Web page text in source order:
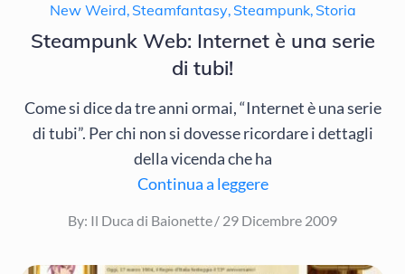
New Weird, Steamfantasy, Steampunk, Storia
Steampunk Web: Internet è una serie
di tubi!
Come si dice da tre anni ormai, “Internet è una serie
di tubi”. Per chi non si dovesse ricordare i dettagli
della vicenda che ha
Continua a leggere
By: Il Duca di Baionette
Posted
29 Dicembre 2009